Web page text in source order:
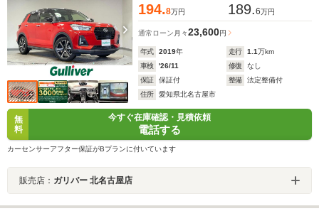
194.8万円 189.6万円
通常ローン 月々23,600円
年式 2019年 走行 1.1万km
車検
'26/11 修復
なし
保証
保証付 整備
法定整備付
住所
愛知県北名古屋市
無
料
今すぐ在庫確認・見積依頼
電話する
カーセンサーアフター保証がBプランに付いています
販売店： ガリバー 北名古屋店